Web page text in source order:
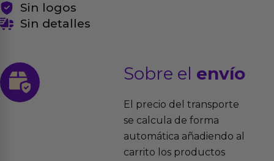
Sin logos
Sin detalles
Sobre el envío
El precio del transporte
se calcula de forma
automática añadiendo al
carrito los productos